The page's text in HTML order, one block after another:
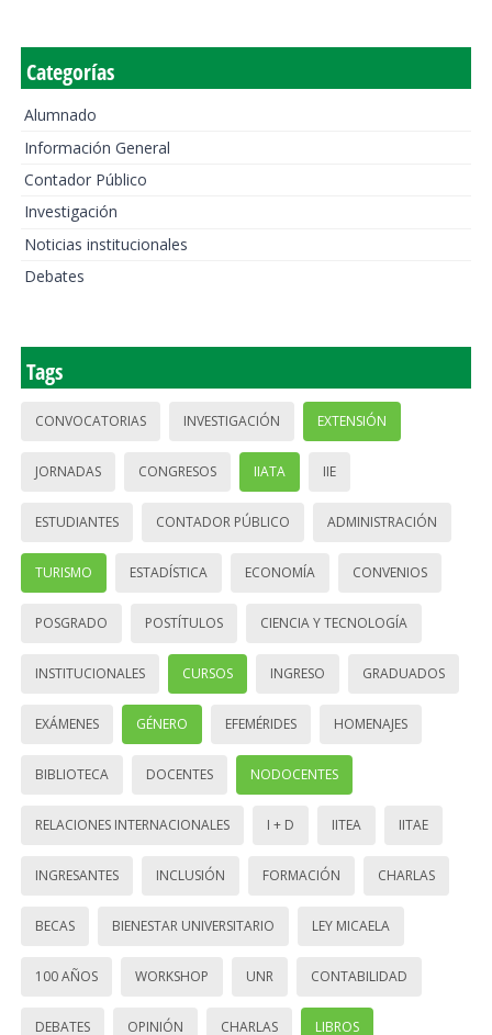
Categorías
Alumnado
Información General
Contador Público
Investigación
Noticias institucionales
Debates
Tags
CONVOCATORIAS INVESTIGACIÓN EXTENSIÓN
JORNADAS CONGRESOS IIATA IIE
ESTUDIANTES CONTADOR PÚBLICO ADMINISTRACIÓN
TURISMO ESTADÍSTICA ECONOMÍA CONVENIOS
POSGRADO POSTÍTULOS CIENCIA Y TECNOLOGÍA
INSTITUCIONALES CURSOS INGRESO GRADUADOS
EXÁMENES GÉNERO EFEMÉRIDES HOMENAJES
BIBLIOTECA DOCENTES NODOCENTES
RELACIONES INTERNACIONALES I + D IITEA IITAE
INGRESANTES INCLUSIÓN FORMACIÓN CHARLAS
BECAS BIENESTAR UNIVERSITARIO LEY MICAELA
100 AÑOS WORKSHOP UNR CONTABILIDAD
DEBATES OPINIÓN CHARLAS LIBROS